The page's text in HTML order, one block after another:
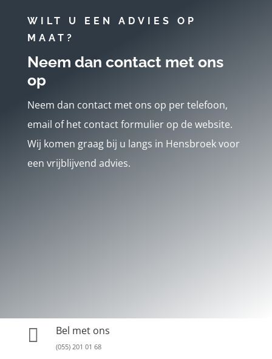
WILT U EEN ADVIES OP
MAAT?
Neem dan contact met ons
op
Neem dan contact met ons op per telefoon,
email of het contact formulier op de website.
Wij komen graag bij u langs in Hensbroek voor
een vrijblijvend advies.
 Bel met ons
(055) 201 01 68